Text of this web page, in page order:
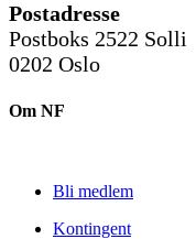
Postadresse
Postboks 2522 Solli
0202 Oslo
Om NF
Bli medlem
Kontingent